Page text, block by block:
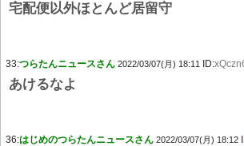
宅配便以外ほとんど居留守
33:つらたんニュースさん 2022/03/07(月) 18:11 ID:
あけるなよ
36:はじめのつらたんニュースさん 2022/03/07(月) 18:12